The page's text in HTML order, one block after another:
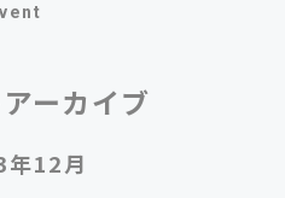
ーカイブ
年12月